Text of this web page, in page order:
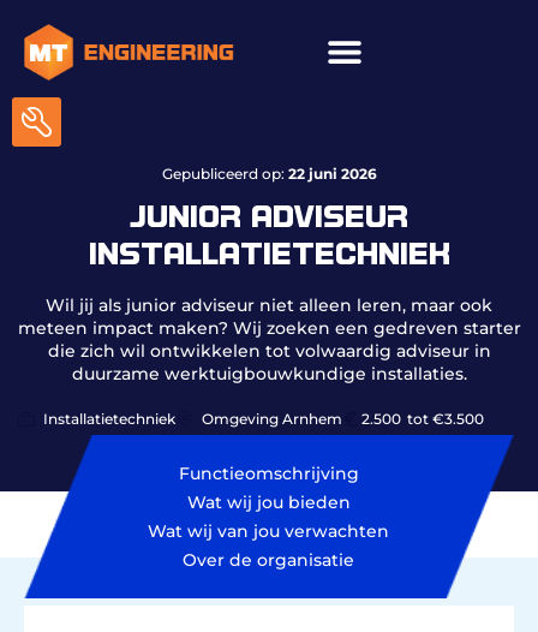
Gepubliceerd op: 22 juni 2026
JUNIOR ADVISEUR
INSTALLATIETECHNIEK
Wil jij als junior adviseur niet alleen leren, maar ook
meteen impact maken? Wij zoeken een gedreven starter
die zich wil ontwikkelen tot volwaardig adviseur in
duurzame werktuigbouwkundige installaties.
Installatietechniek Omgeving Arnhem 2.500 tot €3.500
Functieomschrijving
Wat wij jou bieden
Wat wij van jou verwachten
Over de organisatie